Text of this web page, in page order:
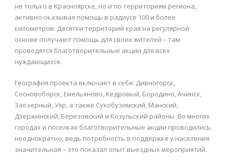
не только в Красноярске, но и по территориям региона,
активно оказывая помощь в радиусе 100 и более
километров. Десятки территорий края на регулярной
основе получают помощь для своих жителей – там
проводятся благотворительные акции для всех
нуждающихся.
География проекта включает в себя: Дивногорск,
Сосновоборск, Емельяново, Кедровый, Бородино, Ачинск,
Заозерный, Уяр, а также Сухобузимский, Манский,
Дзержинский, Березовский и Козульский районы. Во многих
городах и поселках благотворительные акции проводились
неоднократно, ведь потребность в поддержке у населения
значительная – это показал опыт выездных мероприятий.